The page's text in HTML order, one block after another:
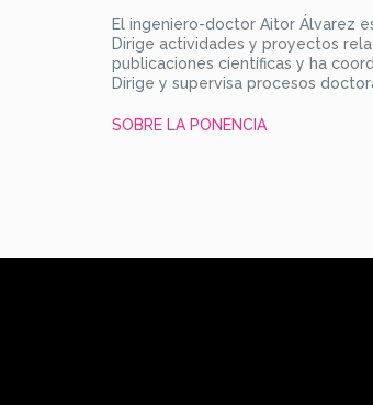
El ingeniero-doctor Aitor Álvarez
Dirige actividades y proyectos
publicaciones científicas y ha
Dirige y supervisa procesos
SOBRE LA PONENCIA